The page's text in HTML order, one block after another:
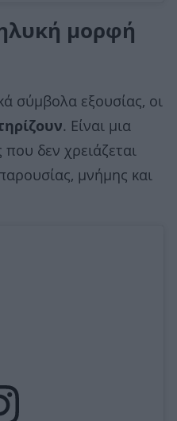
μορφή
σύμβολα εξουσίας, οι
. Είναι μια
δεν χρειάζεται
μνήμης και